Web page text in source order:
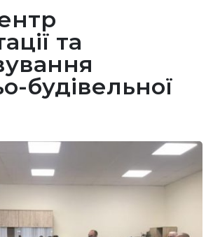
та
будівельної